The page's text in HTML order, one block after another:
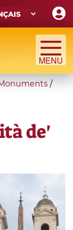
/
de'